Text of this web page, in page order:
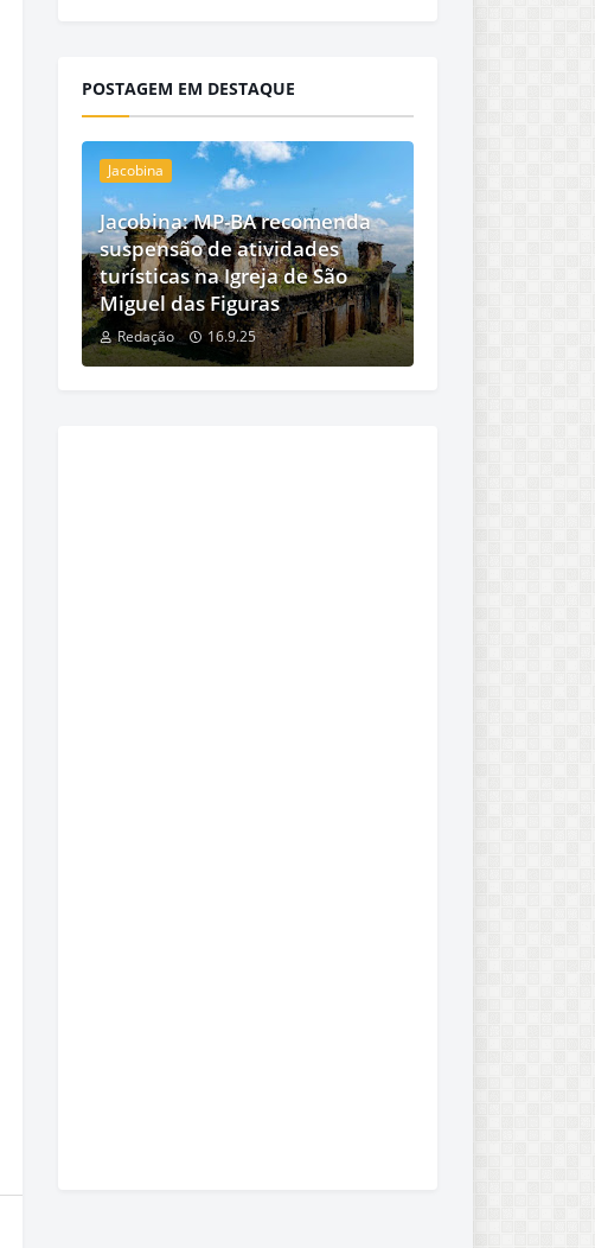
POSTAGEM EM DESTAQUE
Jacobina
Jacobina: MP-BA recomenda
suspensão de atividades
turísticas na Igreja de São
Miguel das Figuras
Redação 16.9.25